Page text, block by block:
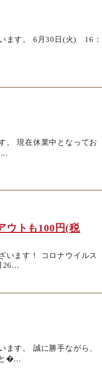
ます。 6月30日(火) 16：
。 現在休業中となってお
ウトも100円(税
います！ コロナウイルス
26...
ます。 誠に勝手ながら、
�...